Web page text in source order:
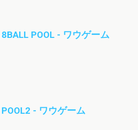
8BALL POOL - ワウゲーム
POOL2 - ワウゲーム